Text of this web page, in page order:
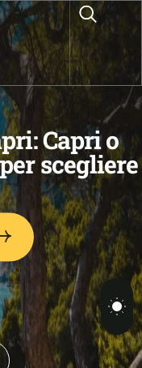
l’eclissi del
Italia: i
tutto